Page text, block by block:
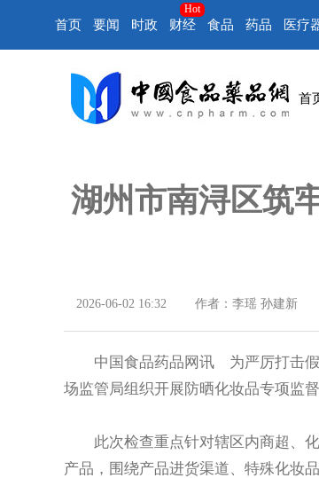
首页 要闻 时政 财经
Hot
食品 药品 医疗
首
湖州市南浔区筑
2026-06-02 16:32 作者：李瑶 孙建新
中国食品药品网讯 为严厉打击假
场监管局组织开展防晒化妆品专项监督
此次检查重点针对辖区内商超、化
产品，围绕产品进货渠道、特殊化妆